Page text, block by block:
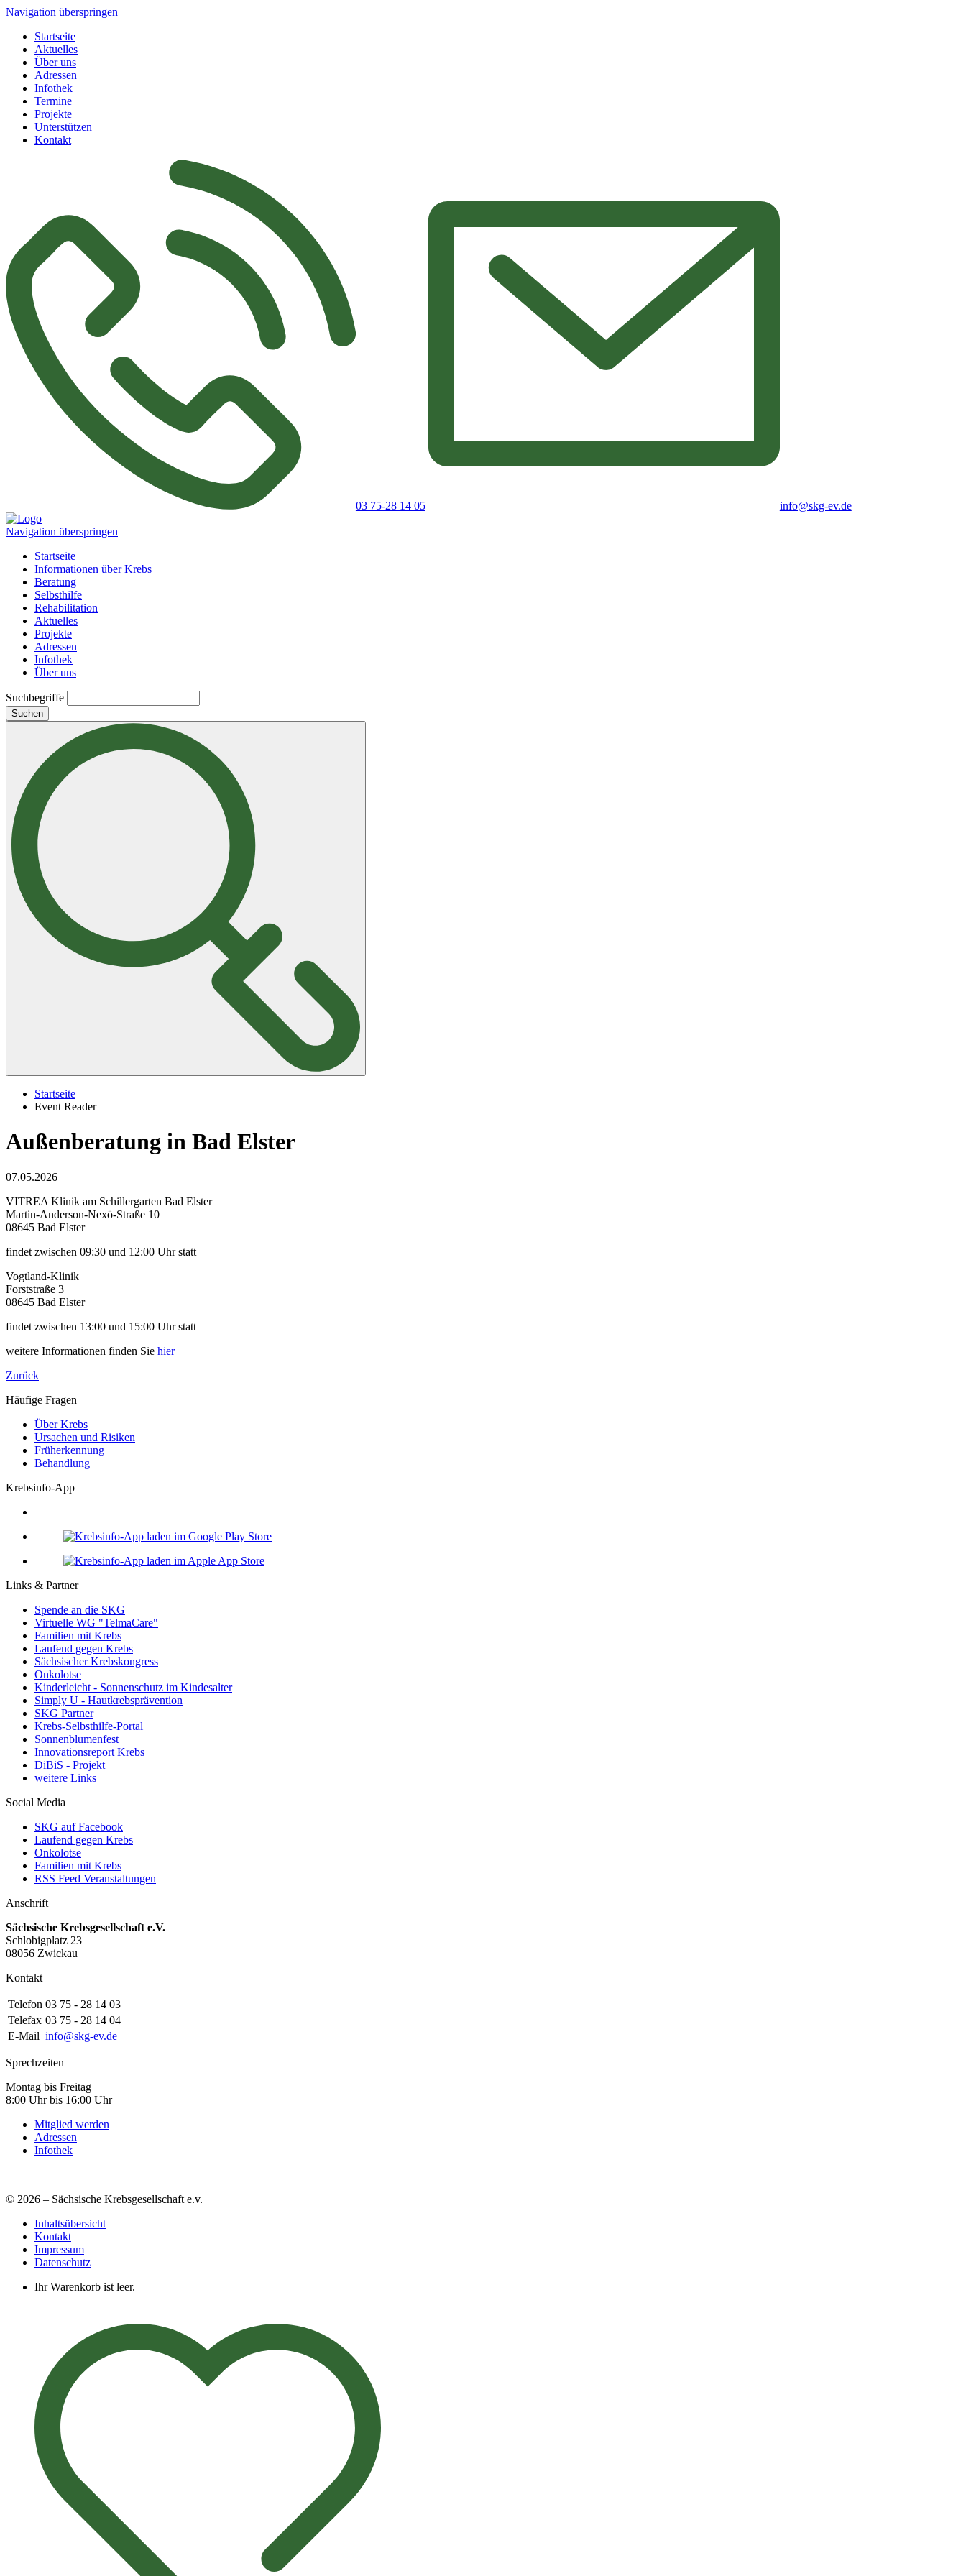
Navigation überspringen
Startseite
Aktuelles
Über uns
Adressen
Infothek
Termine
Projekte
Unterstützen
Kontakt
03 75-28 14 05 info@skg-ev.de
Navigation überspringen
Startseite
Informationen über Krebs
Beratung
Selbsthilfe
Rehabilitation
Aktuelles
Projekte
Adressen
Infothek
Über uns
Suchbegriffe
Suchen
Startseite
Event Reader
Außenberatung in Bad Elster
07.05.2026
VITREA Klinik am Schillergarten Bad Elster
Martin-Anderson-Nexö-Straße 10
08645 Bad Elster
findet zwischen 09:30 und 12:00 Uhr statt
Vogtland-Klinik
Forststraße 3
08645 Bad Elster
findet zwischen 13:00 und 15:00 Uhr statt
weitere Informationen finden Sie hier
Zurück
Häufige Fragen
Über Krebs
Ursachen und Risiken
Früherkennung
Behandlung
Krebsinfo-App
Links & Partner
Spende an die SKG
Virtuelle WG "TelmaCare"
Familien mit Krebs
Laufend gegen Krebs
Sächsischer Krebskongress
Onkolotse
Kinderleicht - Sonnenschutz im Kindesalter
Simply U - Hautkrebsprävention
SKG Partner
Krebs-Selbsthilfe-Portal
Sonnenblumenfest
Innovationsreport Krebs
DiBiS - Projekt
weitere Links
Social Media
SKG auf Facebook
Laufend gegen Krebs
Onkolotse
Familien mit Krebs
RSS Feed Veranstaltungen
Anschrift
Sächsische Krebsgesellschaft e.V.
Schlobigplatz 23
08056 Zwickau
Kontakt
Telefon 03 75 - 28 14 03
Telefax 03 75 - 28 14 04
E-Mail info@skg-ev.de
Sprechzeiten
Montag bis Freitag
8:00 Uhr bis 16:00 Uhr
Mitglied werden
Adressen
Infothek
© 2026 – Sächsische Krebsgesellschaft e.v.
Inhaltsübersicht
Kontakt
Impressum
Datenschutz
Ihr Warenkorb ist leer.